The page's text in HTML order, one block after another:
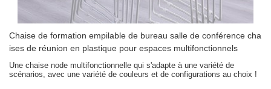
Chaise de formation empilable de bureau salle de conférence cha
ises de réunion en plastique pour espaces multifonctionnels
Une chaise node multifonctionnelle qui s'adapte à une variété de
scénarios, avec une variété de couleurs et de configurations au choix !